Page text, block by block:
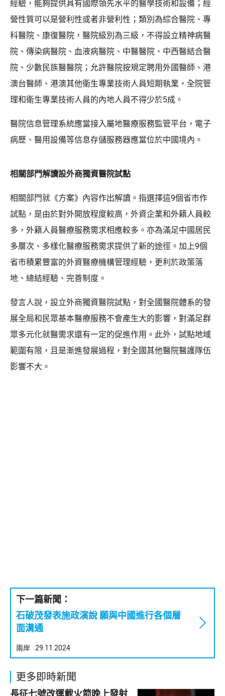
經驗，能夠提供具有國際領先水平的醫學技術和設備；經
營性質可以是營利性或者非營利性；類別為綜合醫院、專
科醫院、康復醫院，醫院級別為三級，不得設立精神病醫
院、傳染病醫院、血液病醫院、中醫醫院、中西醫結合醫
院、少數民族醫醫院；允許醫院按規定聘用外國醫師、港
澳台醫師、港澳其他衛生專業技術人員短期執業，全院管
理和衛生專業技術人員的內地人員不得少於5成。
醫院信息管理系統應當接入屬地醫療服務監管平台，電子
病歷、醫用設備等信息存儲服務器應當位於中國境內。
相關部門解讀設外商獨資醫院試點
相關部門就《方案》內容作出解讀。指選擇這9個省市作
試點，是由於對外開放程度較高，外資企業和外籍人員較
多，外籍人員醫療服務需求相應較多。亦為滿足中國居民
多層次、多樣化醫療服務需求提供了新的途徑。加上9個
省市積累豐富的外資醫療機構管理經驗，更利於政策落
地、總結經驗、完善制度。
發言人說，設立外商獨資醫院試點，對全國醫院體系的發
展全局和民眾基本醫療服務不會產生大的影響，對滿足群
眾多元化就醫需求還有一定的促進作用。此外，試點地域
範圍有限，且是漸進發展過程，對全國其他醫院醫護隊伍
影響不大。
下一篇新聞：
石破茂發表施政演說 願與中國進行各個層
面溝通
兩岸 29.11.2024
更多即時新聞
長征七號改運載火箭晚上發射